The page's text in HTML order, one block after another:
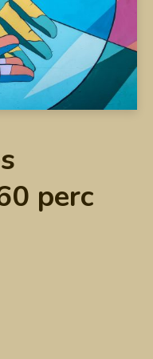
perc